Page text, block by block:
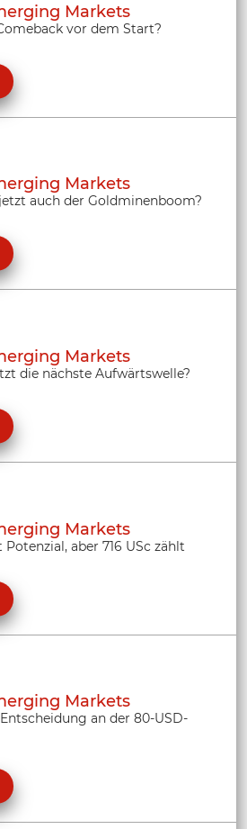
Markets
vor dem Start?
Markets
auch der Goldminenboom?
Markets
die nächste Aufwärtswelle?
Markets
aber 716 USc zählt
Markets
an der 80-USD-